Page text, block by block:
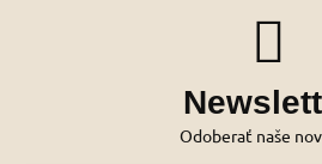
Odoberať naše